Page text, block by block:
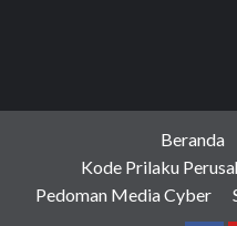
Beranda
Kode Prilaku
Pedoman Media Cyber